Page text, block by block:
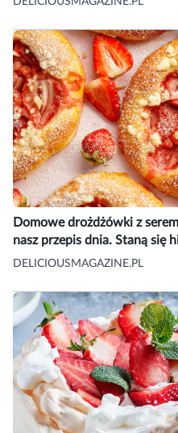
Domowe drożdżówki z
nasz przepis dnia. Staną się
DELICIOUSMAGAZINE.PL